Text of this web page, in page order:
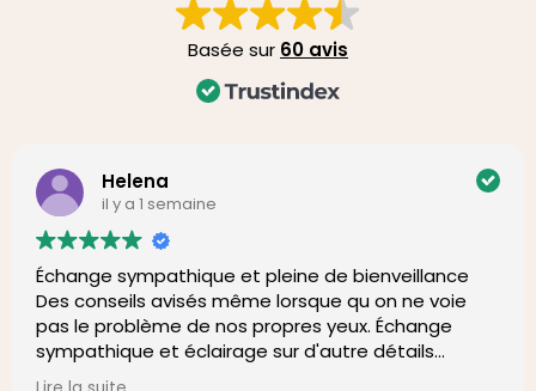
Basée sur 60 avis
Helena
il y a 1 semaine
Échange sympathique et pleine de bienveillance
Des conseils avisés même lorsque qu on ne voie
pas le problème de nos propres yeux. Échange
sympathique et éclairage sur d'autre détails